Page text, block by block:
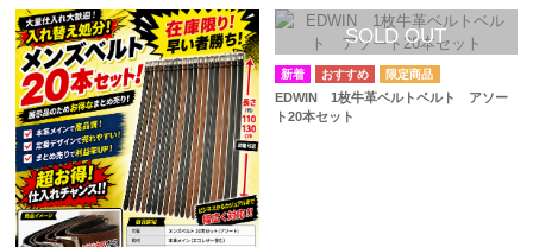
EDWIN 1枚牛革ベルトベルト アソー
ト20本セット